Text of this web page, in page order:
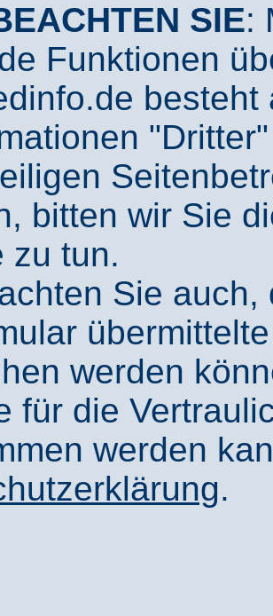
SIE:
Funktionen
bitten wir Sie
zu tun.
Sie
werden
für die
werden
.